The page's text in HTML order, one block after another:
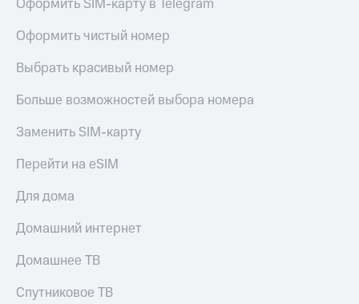
Оформить SIM-карту в Telegram
Оформить чистый номер
Выбрать красивый номер
Больше возможностей выбора номера
Заменить SIM-карту
Перейти на eSIM
Для дома
Домашний интернет
Домашнее ТВ
Спутниковое ТВ